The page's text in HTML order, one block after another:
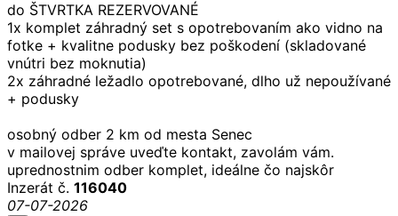
do ŠTVRTKA REZERVOVANÉ
1x komplet záhradný set s opotrebovaním ako vidno na
fotke + kvalitne podusky bez poškodení (skladované
vnútri bez moknutia)
2x záhradné ležadlo opotrebované, dlho už nepoužívané
+ podusky
osobný odber 2 km od mesta Senec
v mailovej správe uveďte kontakt, zavolám vám.
uprednostnim odber komplet, ideálne čo najskôr
Inzerát č. 116040
07-07-2026